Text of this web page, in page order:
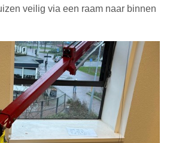
veilig via een raam naar binnen